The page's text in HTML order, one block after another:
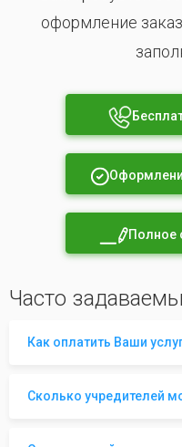
оформление
Полное
Часто
Как оплатить Ваши
Сколько учредителей